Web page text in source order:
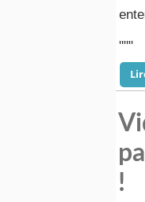
"""
!